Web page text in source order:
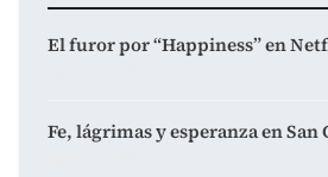
El furor por “Happiness” en
Fe, lágrimas y esperanza en San